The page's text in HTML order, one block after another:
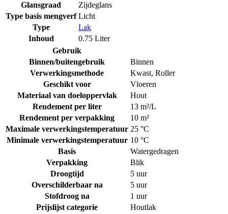
Glansgraad
Zijdeglans
Type basis mengverf Licht
Type
Lak
Inhoud
0.75 Liter
Gebruik
Binnen/buitengebruik
Binnen
Verwerkingsmethode
Kwast, Roller
Geschikt voor
Vloeren
Materiaal van doeloppervlak
Hout
Rendement per liter
13 m²/L
Rendement per verpakking
10 m²
Maximale verwerkingstemperatuur 25 °C
Minimale verwerkingstemperatuur 10 °C
Basis
Watergedragen
Verpakking
Blik
Droogtijd
5 uur
Overschilderbaar na
5 uur
Stofdroog na
1 uur
Prijslijst categorie
Houtlak